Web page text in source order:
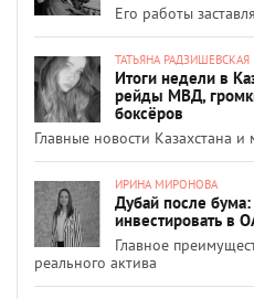
Его работы
ТАТЬЯНА РАДЗИШЕВСКАЯ
Итоги недели в
рейды МВД,
боксёров
Главные новости Казахстана и
ИРИНА МИРОНОВА
Дубай после бума:
инвестировать в
Главное
реального актива